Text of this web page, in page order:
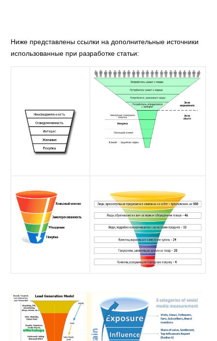
Ниже представлены ссылки на дополнительные источники
использованные при разработке статьи: